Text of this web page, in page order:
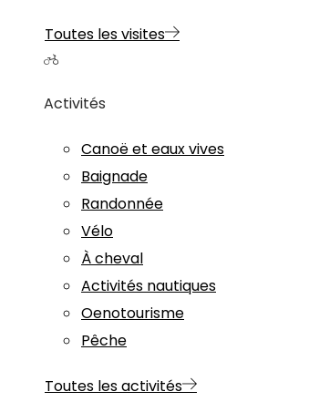
Toutes les visites
Activités
Canoë et eaux vives
Baignade
Randonnée
Vélo
À cheval
Activités nautiques
Oenotourisme
Pêche
Toutes les activités